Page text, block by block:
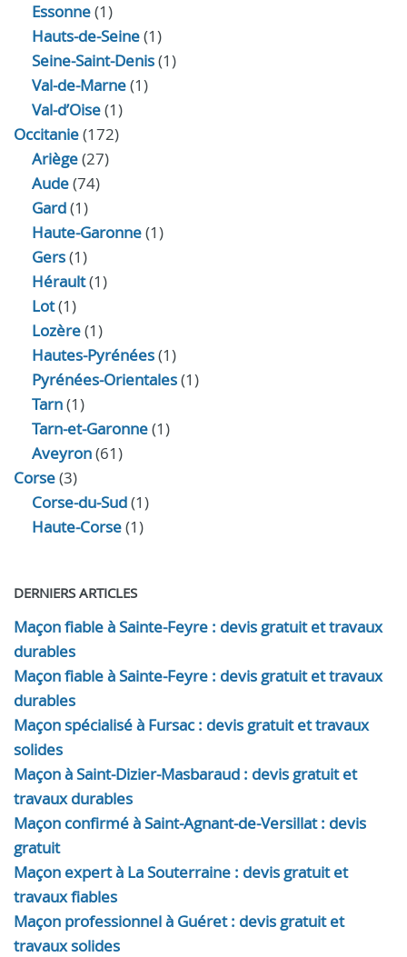
Essonne(1)
Hauts-de-Seine(1)
Seine-Saint-Denis(1)
Val-de-Marne(1)
Val-d’Oise(1)
Occitanie(172)
Ariège(27)
Aude(74)
Gard(1)
Haute-Garonne(1)
Gers(1)
Hérault(1)
Lot(1)
Lozère(1)
Hautes-Pyrénées(1)
Pyrénées-Orientales(1)
Tarn(1)
Tarn-et-Garonne(1)
Aveyron(61)
Corse(3)
Corse-du-Sud(1)
Haute-Corse(1)
DERNIERS ARTICLES
Maçon fiable à Sainte-Feyre : devis gratuit et travaux
durables
Maçon fiable à Sainte-Feyre : devis gratuit et travaux
durables
Maçon spécialisé à Fursac : devis gratuit et travaux
solides
Maçon à Saint-Dizier-Masbaraud : devis gratuit et
travaux durables
Maçon confirmé à Saint-Agnant-de-Versillat : devis
gratuit
Maçon expert à La Souterraine : devis gratuit et
travaux fiables
Maçon professionnel à Guéret : devis gratuit et
travaux solides